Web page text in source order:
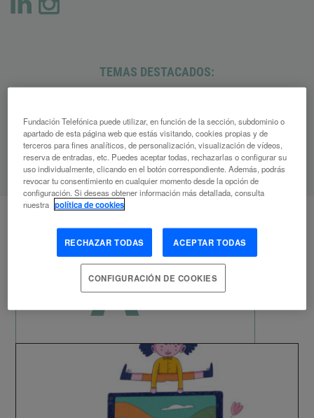
TEMAS DESTACADOS:
Educación
AArtículos
relacionados
Fundación Telefónica puede utilizar, en función de la sección, subdominio o
apartado de esta página web que estás visitando, cookies propias y de
terceros para fines analíticos, de personalización, visualización de vídeos,
reserva de entradas, etc. Puedes aceptar todas, rechazarlas o configurar su
uso individualmente, clicando en el botón correspondiente. Además, podrás
revocar tu consentimiento en cualquier momento desde la opción de
configuración. Si deseas obtener información más detallada, consulta
nuestra política de cookies
RECHAZAR TODAS ACEPTAR TODAS
CONFIGURACIÓN DE COOKIES